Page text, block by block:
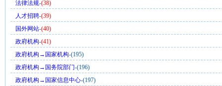
法律法规-(38)
人才招聘-(39)
国外网站-(40)
政府机构-(41)
政府机构→国家机构-(195)
政府机构→国务院部门-(196)
政府机构→国家信息中心-(197)